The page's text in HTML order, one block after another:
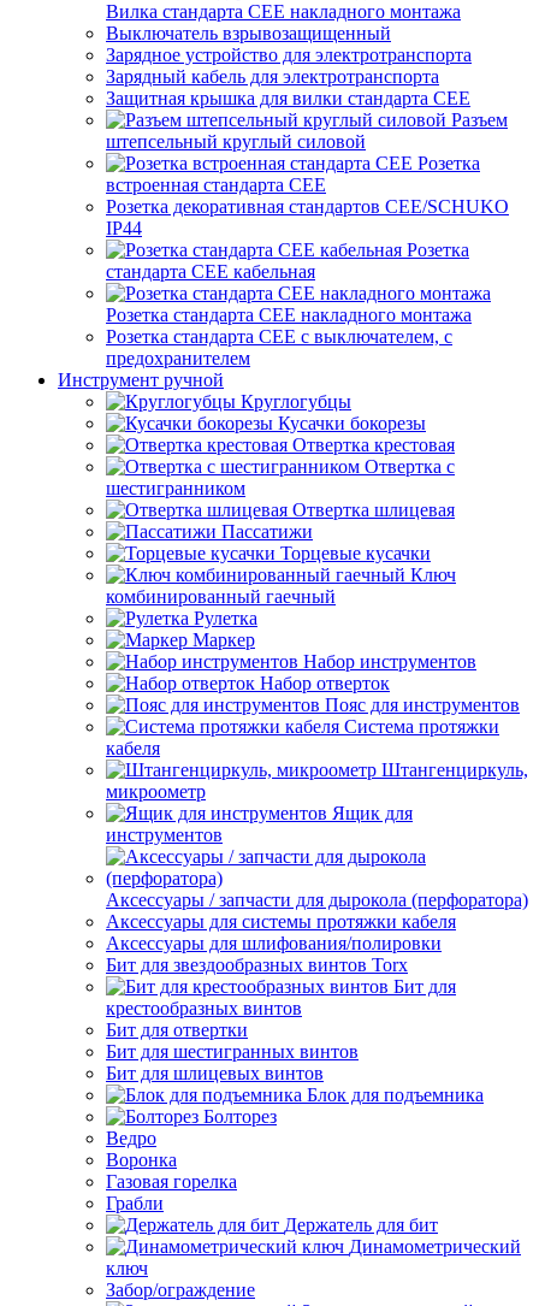
Вилка стандарта CEE накладного монтажа
Выключатель взрывозащищенный
Зарядное устройство для электротранспорта
Зарядный кабель для электротранспорта
Защитная крышка для вилки стандарта CEE
Разъем
штепсельный круглый силовой
Розетка
встроенная стандарта CEE
Розетка декоративная стандартов CEE/SCHUKO
IP44
Розетка
стандарта СЕЕ кабельная
Розетка стандарта СЕЕ накладного монтажа
Розетка стандарта СЕЕ с выключателем, с
предохранителем
Инструмент ручной
Круглогубцы
Кусачки бокорезы
Отвертка крестовая
Отвертка с
шестигранником
Отвертка шлицевая
Пассатижи
Торцевые кусачки
Ключ
комбинированный гаечный
Рулетка
Маркер
Набор инструментов
Набор отверток
Пояс для инструментов
Система протяжки
кабеля
Штангенциркуль,
микроометр
Ящик для
инструментов
Аксессуары / запчасти для дырокола (перфоратора)
Аксессуары для системы протяжки кабеля
Аксессуары для шлифования/полировки
Бит для звездообразных винтов Torx
Бит для
крестообразных винтов
Бит для отвертки
Бит для шестигранных винтов
Бит для шлицевых винтов
Блок для подъемника
Болторез
Ведро
Воронка
Газовая горелка
Грабли
Держатель для бит
Динамометрический
ключ
Забор/ограждение